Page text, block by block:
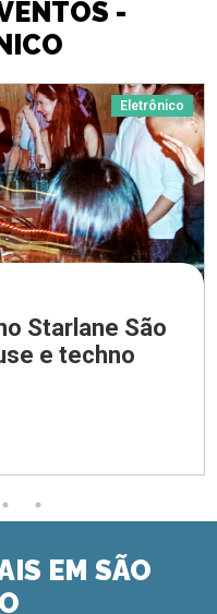
-
Eletrônico
Starlane São
e techno
EM SÃO